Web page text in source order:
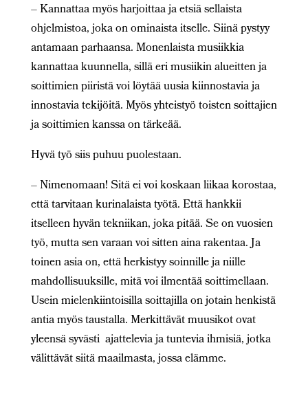
– Kannattaa myös harjoittaa ja etsiä sellaista
ohjelmistoa, joka on ominaista itselle. Siinä pystyy
antamaan parhaansa. Monenlaista musiikkia
kannattaa kuunnella, sillä eri musiikin alueitten ja
soittimien piiristä voi löytää uusia kiinnostavia ja
innostavia tekijöitä. Myös yhteistyö toisten soittajien
ja soittimien kanssa on tärkeää.
Hyvä työ siis puhuu puolestaan.
– Nimenomaan! Sitä ei voi koskaan liikaa korostaa,
että tarvitaan kurinalaista työtä. Että hankkii
itselleen hyvän tekniikan, joka pitää. Se on vuosien
työ, mutta sen varaan voi sitten aina rakentaa. Ja
toinen asia on, että herkistyy soinnille ja niille
mahdollisuuksille, mitä voi ilmentää soittimellaan.
Usein mielenkiintoisilla soittajilla on jotain henkistä
antia myös taustalla. Merkittävät muusikot ovat
yleensä syvästi ajattelevia ja tuntevia ihmisiä, jotka
välittävät siitä maailmasta, jossa elämme.